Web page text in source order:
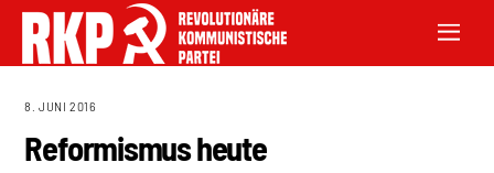
8. JUNI 2016
Reformismus heute